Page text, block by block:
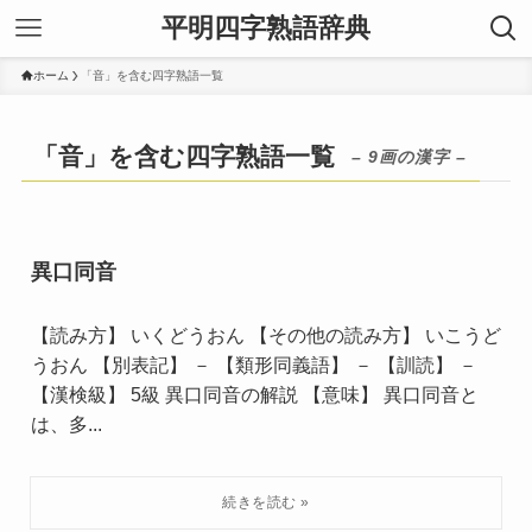
平明四字熟語辞典
ホーム 「音」を含む四字熟語一覧
「音」を含む四字熟語一覧 – 9画の漢字 –
異口同音
【読み方】 いくどうおん 【その他の読み方】 いこうど
うおん 【別表記】 － 【類形同義語】 － 【訓読】 －
【漢検級】 5級 異口同音の解説 【意味】 異口同音と
は、多...